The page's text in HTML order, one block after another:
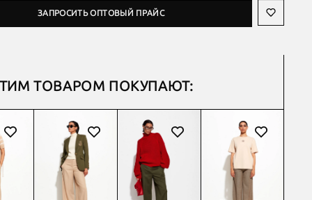
ЗАПРОСИТЬ ОПТОВЫЙ ПРАЙС
ТОВАРОМ ПОКУПАЮТ: